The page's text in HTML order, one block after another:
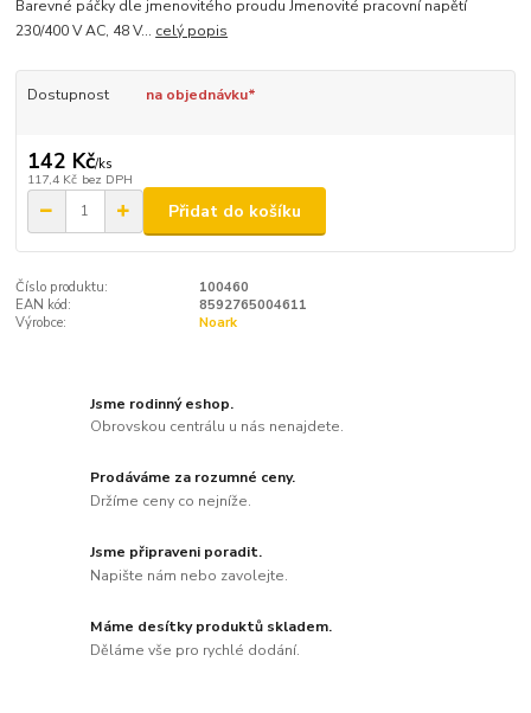
Barevné páčky dle jmenovitého proudu Jmenovité pracovní napětí
230/400 V AC, 48 V... celý popis
Dostupnost na objednávku*
142 Kč/ks
117,4 Kč bez DPH
Přidat do košíku
Číslo produktu:
100460
EAN kód:
8592765004611
Výrobce:
Noark
Jsme rodinný eshop.
Obrovskou centrálu u nás nenajdete.
Prodáváme za rozumné ceny.
Držíme ceny co nejníže.
Jsme připraveni poradit.
Napište nám nebo zavolejte.
Máme desítky produktů skladem.
Děláme vše pro rychlé dodání.